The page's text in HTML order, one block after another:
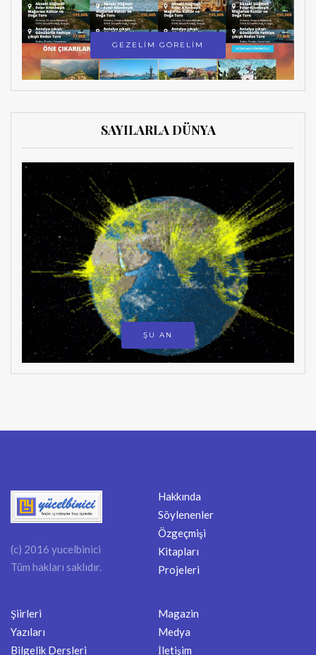
GEZELİM GÖRELİM
SAYILARLA DÜNYA
ŞU AN
(c) 2016 yucelbinici
Tüm hakları saklıdır.
Hakkında
Söylenenler
Özgeçmişi
Kitapları
Projeleri
Şiirleri
Yazıları
Bilgelik Dersleri
Magazin
Medya
İletişim